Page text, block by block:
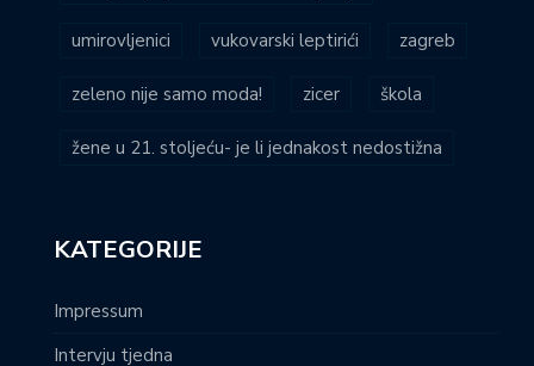
umirovljenici vukovarski leptirići zagreb
zeleno nije samo moda! zicer škola
žene u 21. stoljeću- je li jednakost nedostižna
KATEGORIJE
Impressum
Intervju tjedna